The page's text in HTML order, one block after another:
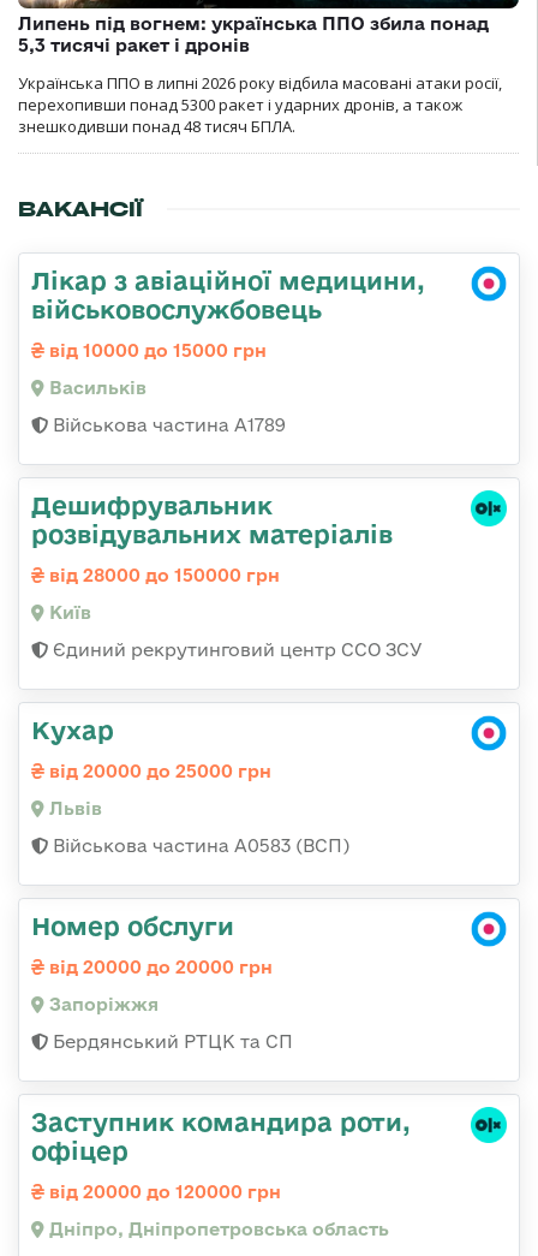
Липень під вогнем: українська ППО збила понад
5,3 тисячі ракет і дронів
Українська ППО в липні 2026 року відбила масовані атаки росії,
перехопивши понад 5300 ракет і ударних дронів, а також
знешкодивши понад 48 тисяч БПЛА.
ВАКАНСІЇ
Лікар з авіаційної медицини,
військовослужбовець
від 10000 до 15000 грн
Васильків
Військова частина А1789
Дешифрувальник
розвідувальних матеріалів
від 28000 до 150000 грн
Київ
Єдиний рекрутинговий центр ССО ЗСУ
Кухар
від 20000 до 25000 грн
Львів
Військова частина А0583 (ВСП)
Номер обслуги
від 20000 до 20000 грн
Запоріжжя
Бердянський РТЦК та СП
Заступник командира роти,
офіцер
від 20000 до 120000 грн
Дніпро, Дніпропетровська область